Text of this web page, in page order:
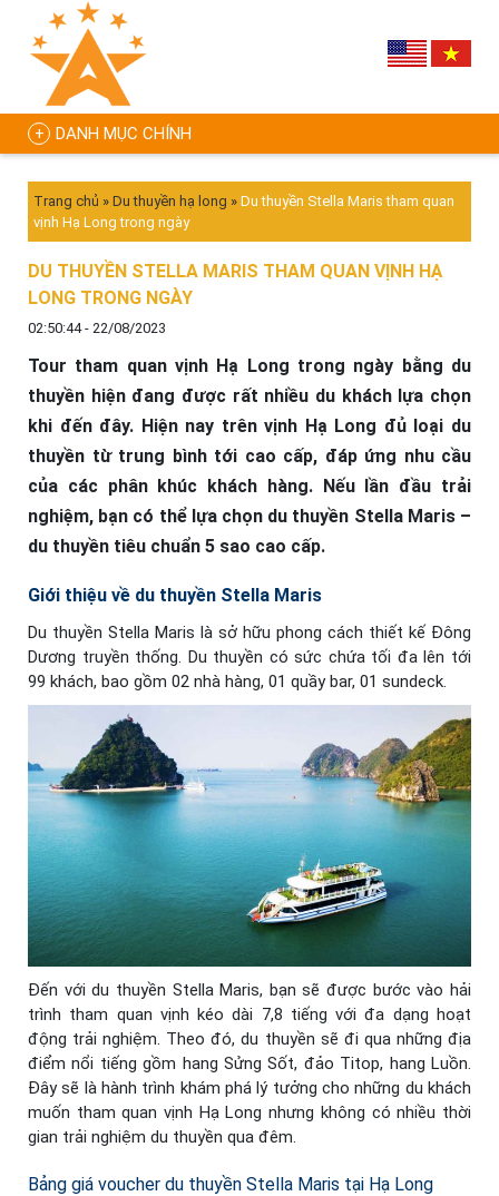
DANH MỤC CHÍNH
Trang chủ » Du thuyền hạ long » Du thuyền Stella Maris tham quan
vịnh Hạ Long trong ngày
DU THUYỀN STELLA MARIS THAM QUAN VỊNH HẠ
LONG TRONG NGÀY
02:50:44 - 22/08/2023
Tour tham quan vịnh Hạ Long trong ngày bằng du
thuyền hiện đang được rất nhiều du khách lựa chọn
khi đến đây. Hiện nay trên vịnh Hạ Long đủ loại du
thuyền từ trung bình tới cao cấp, đáp ứng nhu cầu
của các phân khúc khách hàng. Nếu lần đầu trải
nghiệm, bạn có thể lựa chọn du thuyền Stella Maris –
du thuyền tiêu chuẩn 5 sao cao cấp.
Giới thiệu về du thuyền Stella Maris
Du thuyền Stella Maris là sở hữu phong cách thiết kế Đông
Dương truyền thống. Du thuyền có sức chứa tối đa lên tới
99 khách, bao gồm 02 nhà hàng, 01 quầy bar, 01 sundeck.
Đến với du thuyền Stella Maris, bạn sẽ được bước vào hải
trình tham quan vịnh kéo dài 7,8 tiếng với đa dạng hoạt
động trải nghiệm. Theo đó, du thuyền sẽ đi qua những địa
điểm nổi tiếng gồm hang Sửng Sốt, đảo Titop, hang Luồn.
Đây sẽ là hành trình khám phá lý tưởng cho những du khách
muốn tham quan vịnh Hạ Long nhưng không có nhiều thời
gian trải nghiệm du thuyền qua đêm.
Bảng giá voucher du thuyền Stella Maris tại Hạ Long